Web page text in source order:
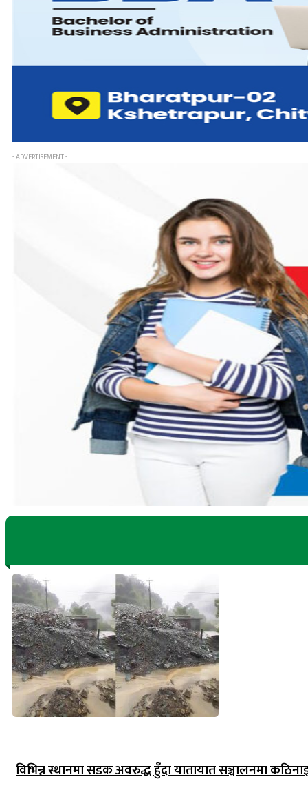
- ADVERTISEMENT -
विभिन्न स्थानमा सडक अवरुद्ध हुँदा यातायात सञ्चालनमा